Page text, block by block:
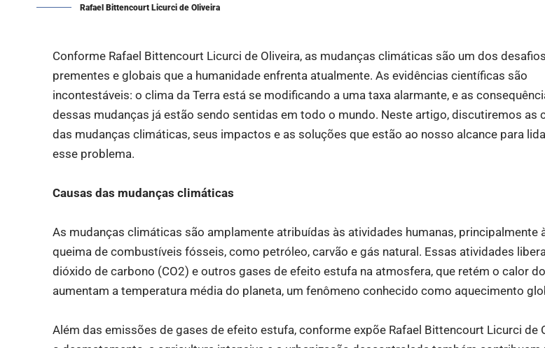
Rafael Bittencourt Licurci de Oliveira
Conforme Rafael Bittencourt Licurci de Oliveira, as mudanças climáticas são um dos
prementes e globais que a humanidade enfrenta atualmente. As evidências científicas são
incontestáveis: o clima da Terra está se modificando a uma taxa alarmante, e as
dessas mudanças já estão sendo sentidas em todo o mundo. Neste artigo, discutiremos as
das mudanças climáticas, seus impactos e as soluções que estão ao nosso alcance para
esse problema.
Causas das mudanças climáticas
As mudanças climáticas são amplamente atribuídas às atividades humanas, principalmente
queima de combustíveis fósseis, como petróleo, carvão e gás natural. Essas atividades
dióxido de carbono (CO2) e outros gases de efeito estufa na atmosfera, que retém o calor
aumentam a temperatura média do planeta, um fenômeno conhecido como aquecimento
Além das emissões de gases de efeito estufa, conforme expõe Rafael Bittencourt Licurci de